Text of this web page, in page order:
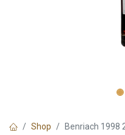
Shop Benriach 1998